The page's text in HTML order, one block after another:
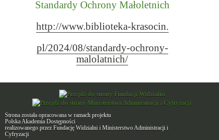
Standardy Ochrony Małoletnich
http://www.biblioteka-krasocin.
pl/2024/08/standardy-ochrony-
malolatnich/
Strona została opracowana w ramach projektu
Polska Akademia Dostępności
realizowanego przez Fundację Widzialni i Ministerstwo Administracji i
Cyfryzacji